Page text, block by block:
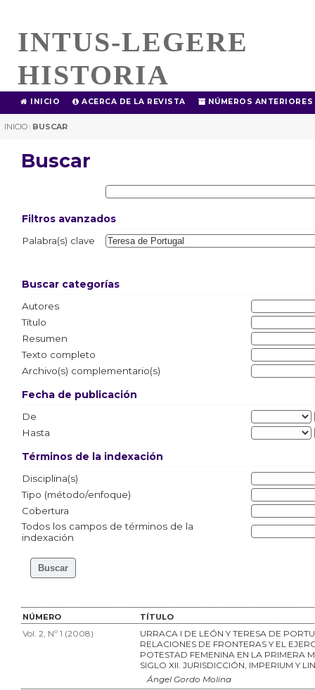
INTUS-LEGERE
HISTORIA
INICIO ACERCA DE LA REVISTA NÚMEROS ANTERIORES
INICIO | BUSCAR
Buscar
Filtros avanzados
Palabra(s) clave
Buscar categorías
Autores
Título
Resumen
Texto completo
Archivo(s) complementario(s)
Fecha de publicación
De
Hasta
Términos de la indexación
Disciplina(s)
Tipo (método/enfoque)
Cobertura
Todos los campos de términos de la
indexación
NÚMERO TÍTULO
Vol. 2, Nº 1 (2008)
URRACA I DE LEÓN Y TERESA DE
RELACIONES DE FRONTERAS Y EL
POTESTAD FEMENINA EN LA PRIMERA
SIGLO XII. JURISDICCIÓN, IMPERIUM Y
Ángel Gordo Molina